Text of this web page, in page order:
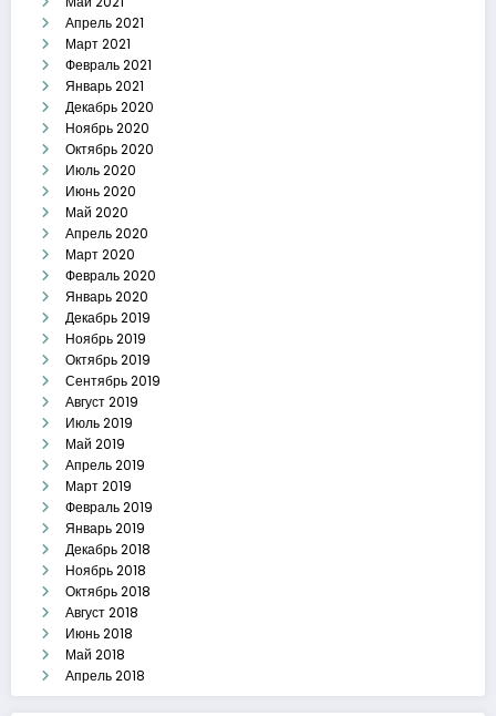
Апрель 2021
Март 2021
Февраль 2021
Январь 2021
Декабрь 2020
Ноябрь 2020
Октябрь 2020
Июль 2020
Июнь 2020
Май 2020
Апрель 2020
Март 2020
Февраль 2020
Январь 2020
Декабрь 2019
Ноябрь 2019
Октябрь 2019
Сентябрь 2019
Август 2019
Июль 2019
Май 2019
Апрель 2019
Март 2019
Февраль 2019
Январь 2019
Декабрь 2018
Ноябрь 2018
Октябрь 2018
Август 2018
Июнь 2018
Май 2018
Апрель 2018